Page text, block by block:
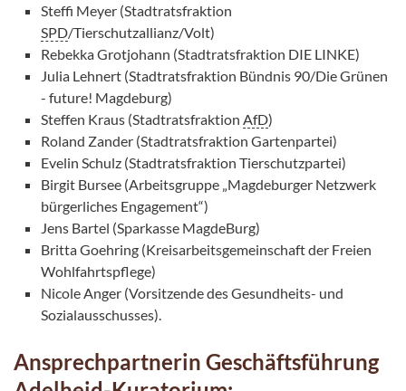
Steffi Meyer (Stadtratsfraktion
SPD/Tierschutzallianz/Volt)
Rebekka Grotjohann (Stadtratsfraktion DIE LINKE)
Julia Lehnert (Stadtratsfraktion Bündnis 90/Die Grünen
- future! Magdeburg)
Steffen Kraus (Stadtratsfraktion AfD)
Roland Zander (Stadtratsfraktion Gartenpartei)
Evelin Schulz (Stadtratsfraktion Tierschutzpartei)
Birgit Bursee (Arbeitsgruppe „Magdeburger Netzwerk
bürgerliches Engagement“)
Jens Bartel (Sparkasse MagdeBurg)
Britta Goehring (Kreisarbeitsgemeinschaft der Freien
Wohlfahrtspflege)
Nicole Anger (Vorsitzende des Gesundheits- und
Sozialausschusses).
Ansprechpartnerin Geschäftsführung